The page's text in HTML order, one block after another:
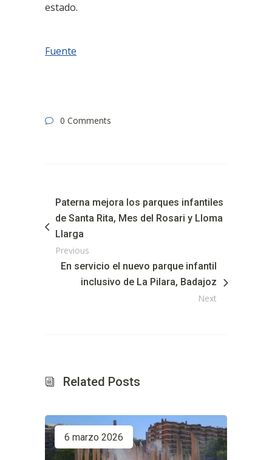
estado.
Fuente
0 Comments
Paterna mejora los parques infantiles
de Santa Rita, Mes del Rosari y Lloma
Llarga
Previous
En servicio el nuevo parque infantil
inclusivo de La Pilara, Badajoz
Next
Related Posts
6 marzo 2026